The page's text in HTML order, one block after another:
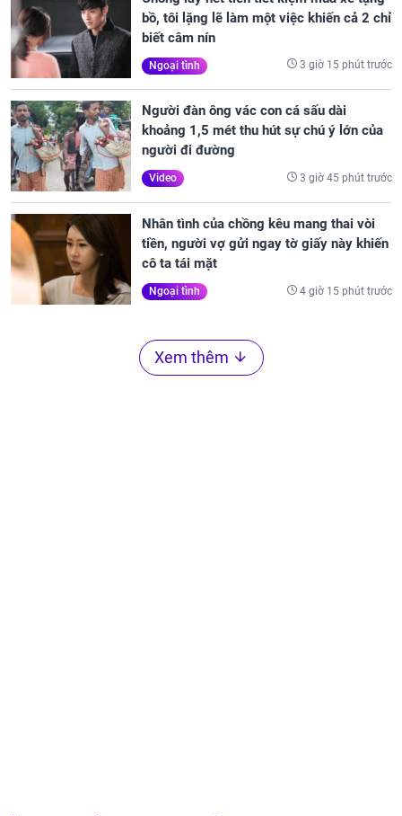
bồ, tôi lặng lẽ làm một việc khiến cả 2 chỉ
biết câm nín
Ngoại tình 3 giờ 15 phút trước
Người đàn ông vác con cá sấu dài
khoảng 1,5 mét thu hút sự chú ý lớn của
người đi đường
Video 3 giờ 45 phút trước
Nhân tình của chồng kêu mang thai vòi
tiền, người vợ gửi ngay tờ giấy này khiến
cô ta tái mặt
Ngoại tình 4 giờ 15 phút trước
Xem thêm